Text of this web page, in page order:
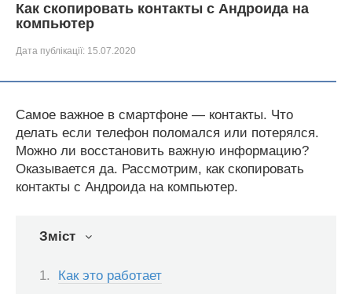
Как скопировать контакты с Андроида на
компьютер
Дата публікації: 15.07.2020
Самое важное в смартфоне — контакты. Что
делать если телефон поломался или потерялся.
Можно ли восстановить важную информацию?
Оказывается да. Рассмотрим, как скопировать
контакты с Андроида на компьютер.
Зміст
Как это работает